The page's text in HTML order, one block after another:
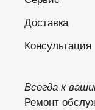
Доставка
Консультация
Всегда к
Ремонт